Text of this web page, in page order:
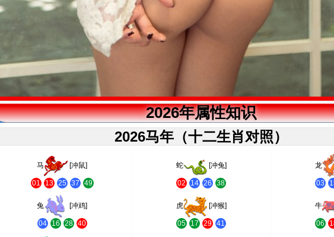
2026年属性知识
2026马年（十二生肖对照）
马 [冲鼠]
01 13 25 37 49
蛇 [冲兔]
02 14 26 38
龙
03
兔 [冲鸡]
04 16 28 40
虎 [冲猴]
05 17 29 41
牛
06